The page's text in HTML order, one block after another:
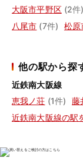
大阪市平野区 (2件)
八尾市 (7件) 松原
他の駅から探
近鉄南大阪線
恵我ノ荘 (1件) 藤
近鉄南大阪線の駅